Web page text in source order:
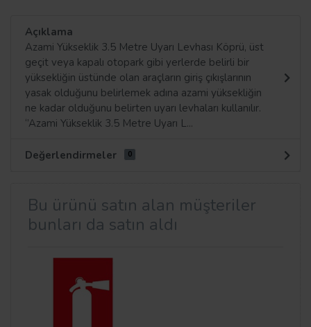
Açıklama
Azami Yükseklik 3.5 Metre Uyarı Levhası Köprü, üst
geçit veya kapalı otopark gibi yerlerde belirli bir
yüksekliğin üstünde olan araçların giriş çıkışlarının
yasak olduğunu belirlemek adına azami yüksekliğin
ne kadar olduğunu belirten uyarı levhaları kullanılır.
‘’Azami Yükseklik 3.5 Metre Uyarı L...
Değerlendirmeler 0
Bu ürünü satın alan müşteriler
bunları da satın aldı